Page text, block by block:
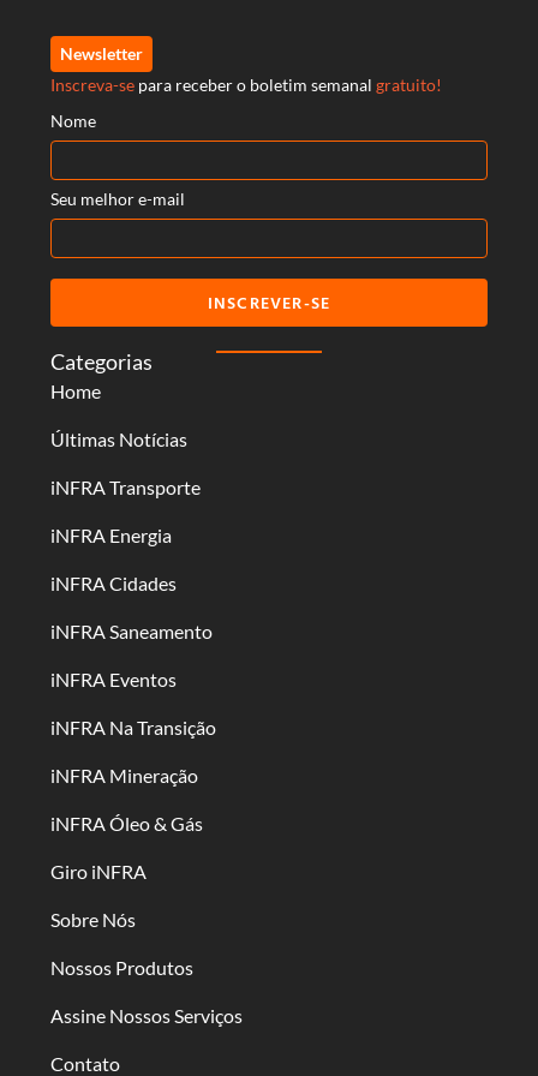
Categorias
Home
Últimas Notícias
iNFRA Transporte
iNFRA Energia
iNFRA Cidades
iNFRA Saneamento
iNFRA Eventos
iNFRA Na Transição
iNFRA Mineração
iNFRA Óleo & Gás
Giro iNFRA
Sobre Nós
Nossos Produtos
Assine Nossos Serviços
Contato
Newsletter
Inscreva-se para receber o boletim semanal gratuito!
Nome
Seu melhor e-mail
INSCREVER-SE